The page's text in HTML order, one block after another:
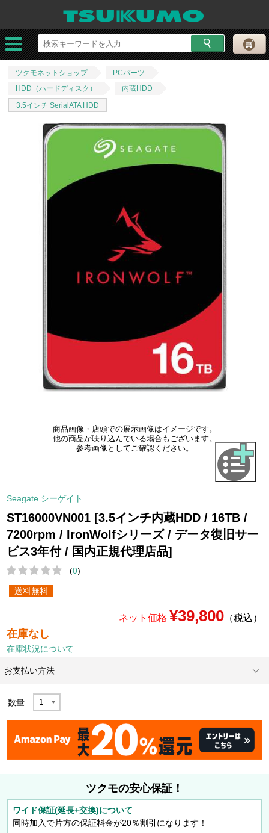
ツクモネットショップ
PCパーツ
HDD（ハードディスク）
内蔵HDD
3.5インチ SerialATA HDD
商品画像・店頭での展示画像はイメージです。
他の商品が映り込んでいる場合もございます。
参考画像としてご確認ください。
Seagate シーゲイト
ST16000VN001 [3.5インチ内蔵HDD / 16TB /
7200rpm / IronWolfシリーズ / データ復旧サー
ビス3年付 / 国内正規代理店品]
(0)
送料無料
ネット価格 ¥39,800（税込）
在庫なし
在庫状況について
お支払い方法
数量
ツクモの安心保証！
ワイド保証(延長+交換)について
同時加入で片方の保証料金が20％割引になります！